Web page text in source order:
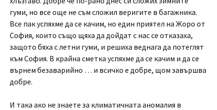
гуми, но все още не съм сложил веригите в багажника.
Все пак успяхме да се качим, но един приятел на Жоро от
София, които също щяха да дойдат с нас се отказаха,
защото бяха с летни гуми, и решиха веднага да потеглят
към София. В крайна сметка успяхме да се качим и да се
върнем безаварийно … и всичко е добре, щом завършва
добре.
И така ако не знаете за климатичната аномалия в